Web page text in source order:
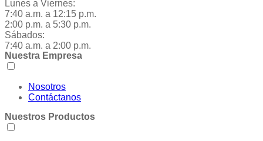
Lunes a Viernes:
7:40 a.m. a 12:15 p.m.
2:00 p.m. a 5:30 p.m.
Sábados:
7:40 a.m. a 2:00 p.m.
Nuestra Empresa
Nosotros
Contáctanos
Nuestros Productos